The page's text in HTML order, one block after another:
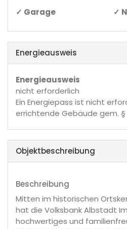
✓ Garage ✓
Energieausweis
Energieausweis
nicht erforderlich
Ein Energiepass ist nicht
errichtende Gebäude gem. §
Objekt­beschreibung
Beschreibung
Mitten im historischen
hat die Volksbank Albstadt
hochwertiges und